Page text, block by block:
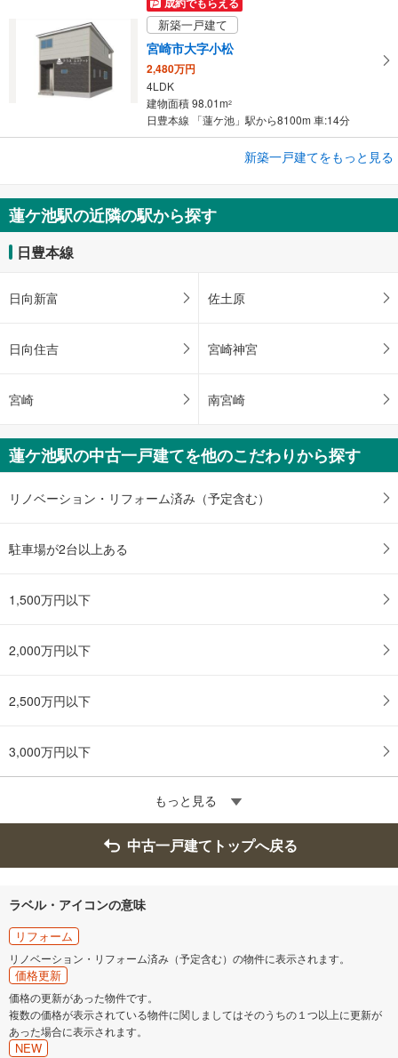
新築一戸建て
宮崎市大字小松
2,480万円
4LDK
建物面積 98.01m2
日豊本線 「蓮ケ池」駅から8100m 車:14分
宮崎市大字小松
2,380万円
新築一戸建てをもっと見る
蓮ケ池駅の近隣の駅から探す
日豊本線
日向新富 佐土原
日向住吉 宮崎神宮
宮崎 南宮崎
蓮ケ池駅の中古一戸建てを他のこだわりから探す
リノベーション・リフォーム済み（予定含む）
駐車場が2台以上ある
1,500万円以下
2,000万円以下
2,500万円以下
3,000万円以下
もっと見る
中古一戸建てトップへ戻る
ラベル・アイコンの意味
リフォーム
リノベーション・リフォーム済み（予定含む）の物件に表示されます。
価格更新
価格の更新があった物件です。
複数の価格が表示されている物件に関しましてはそのうちの１つ以上に更新が
あった場合に表示されます。
NEW